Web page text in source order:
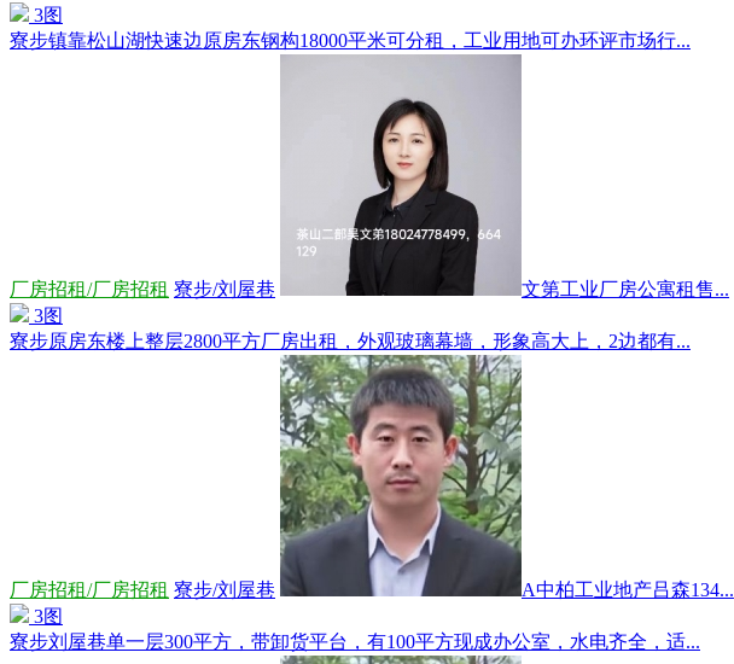
3图
寮步镇靠松山湖快速边原房东钢构18000平米可分租，工业用地可办环评市场行...
厂房招租/厂房招租 寮步/刘屋巷 文第工业厂房公寓租售...
3图
寮步原房东楼上整层2800平方厂房出租，外观玻璃幕墙，形象高大上，2边都有...
厂房招租/厂房招租 寮步/刘屋巷 A中柏工业地产吕森134...
3图
寮步刘屋巷单一层300平方，带卸货平台，有100平方现成办公室，水电齐全，适...